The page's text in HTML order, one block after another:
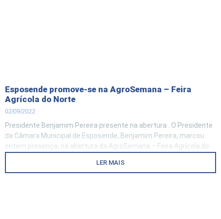
Esposende promove-se na AgroSemana – Feira
Agrícola do Norte
02/09/2022
Presidente Benjamim Pereira presente na abertura . O Presidente
da Câmara Municipal de Esposende, Benjamim Pereira, marcou
ontem presença, na abertura da AgroSemana – Feira Agrícola do
Póvoa de Varzim. A Ministra da Coesão Territorial, Ana Abrunhosa,
LER MAIS